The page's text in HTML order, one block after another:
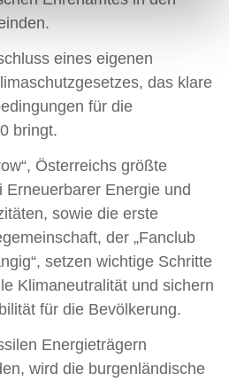
eines eigenen
das klare
für die
bringt.
Österreichs größte
Erneuerbarer Energie und
sowie die erste
der „Fanclub
setzen wichtige Schritte
Klimaneutralität und sichern
für die Bevölkerung.
Energieträgern
wird die burgenländische